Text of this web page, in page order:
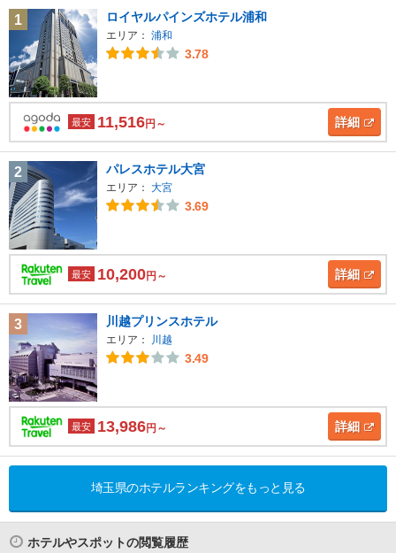
1
ロイヤルパインズホテル浦和
エリア： 浦和
3.78
最安 11,516円～ 詳細
2 パレスホテル大宮
エリア： 大宮
3.69
最安 10,200円～ 詳細
3 川越プリンスホテル
エリア： 川越
3.49
最安 13,986円～ 詳細
埼玉県のホテルランキングをもっと見る
ホテルやスポットの閲覧履歴